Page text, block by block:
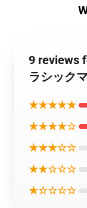
9 reviews
ラシック
★★★★★
★★★★☆
★★★☆☆
★★☆☆☆
★☆☆☆☆